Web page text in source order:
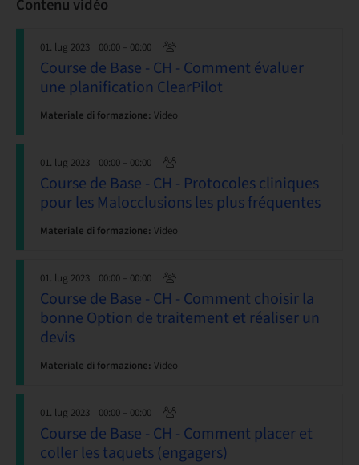
Contenu vidéo
01. lug 2023 | 00:00 – 00:00
Course de Base - CH - Comment évaluer
une planification ClearPilot
Materiale di formazione: Video
01. lug 2023 | 00:00 – 00:00
Course de Base - CH - Protocoles cliniques
pour les Malocclusions les plus fréquentes
Materiale di formazione: Video
01. lug 2023 | 00:00 – 00:00
Course de Base - CH - Comment choisir la
bonne Option de traitement et réaliser un
devis
Materiale di formazione: Video
01. lug 2023 | 00:00 – 00:00
Course de Base - CH - Comment placer et
coller les taquets (engagers)